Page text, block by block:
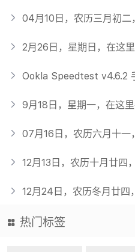
04月10日，农历三月初二
2月26日，星期日，在这
9月18日，星期一，在这
07月16日，农历六月十一
12月13日，农历十月廿四
12月24日，农历冬月廿四
热门标签